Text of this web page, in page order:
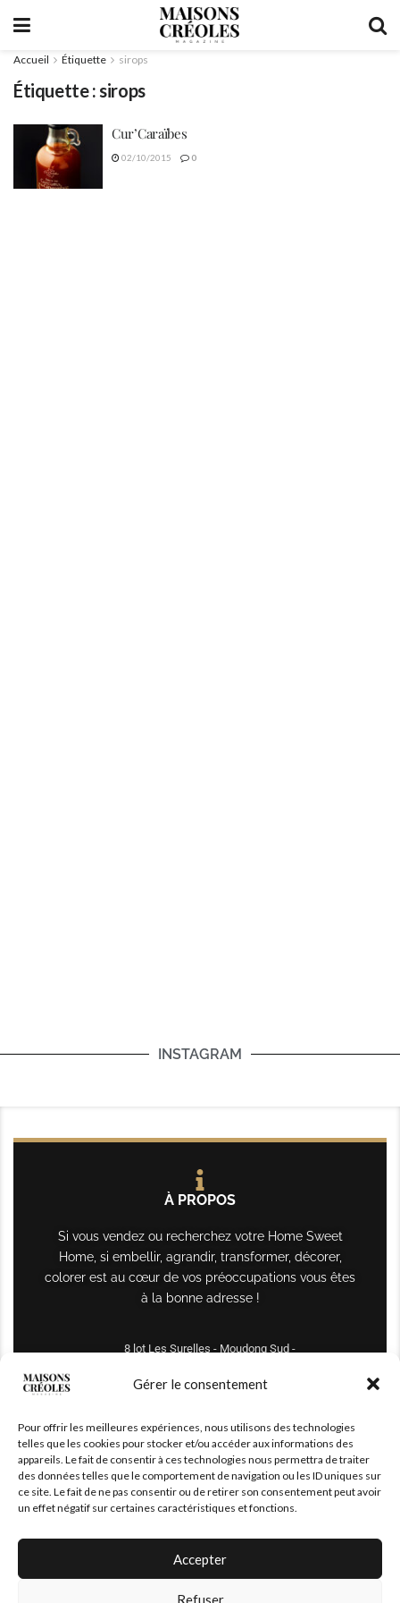
Gérer le consentement
Pour offrir les meilleures expériences, nous utilisons des technologies
telles que les cookies pour stocker et/ou accéder aux informations des
appareils. Le fait de consentir à ces technologies nous permettra de traiter
des données telles que le comportement de navigation ou les ID uniques sur
ce site. Le fait de ne pas consentir ou de retirer son consentement peut avoir
un effet négatif sur certaines caractéristiques et fonctions.
Accepter
Refuser
Accueil Étiquette sirops
Étiquette :sirops
Cur’Caraïbes
02/10/2015 0
INSTAGRAM
À PROPOS
Si vous vendez ou recherchez votre Home Sweet
Home, si embellir, agrandir, transformer, décorer,
colorer est au cœur de vos préoccupations vous êtes
à la bonne adresse !
8 lot Les Surelles - Moudong Sud -
maisonscreoles.immo@gmail.com